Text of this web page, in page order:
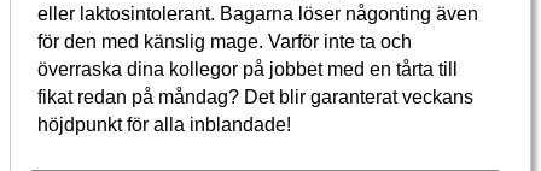
eller laktosintolerant. Bagarna löser någonting även
för den med känslig mage. Varför inte ta och
överraska dina kollegor på jobbet med en tårta till
fikat redan på måndag? Det blir garanterat veckans
höjdpunkt för alla inblandade!